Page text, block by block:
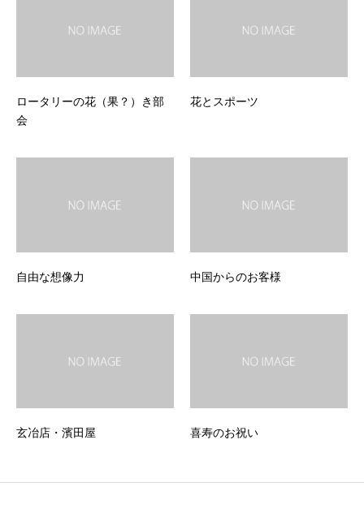
ロータリーの花（果？）き部
会
花とスポーツ
自由な想像力 中国からのお客様
玄冶店・濱田屋 喜寿のお祝い